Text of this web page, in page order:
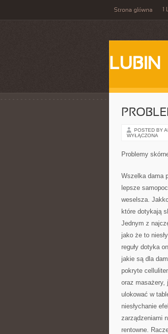
Strona główna 1
LUBIN
POSTED BY
WYŁĄCZONA
Problemy
Wszelka dama
lepsze
weselsza.
które dotykają
Jednym z
jako że to
reguły dotyka
jakie są dla
pokryte
oraz masażery,
ulokować w
niesłychanie
zarządzeniami
rentowne.